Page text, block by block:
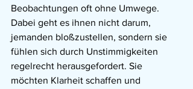
Beobachtungen oft ohne Umwege.
Dabei geht es ihnen nicht darum,
jemanden bloßzustellen, sondern sie
fühlen sich durch Unstimmigkeiten
regelrecht herausgefordert. Sie
möchten Klarheit schaffen und